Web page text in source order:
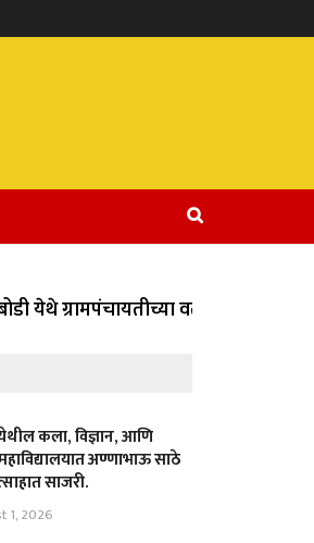
ग्रामपंचायतीच्या वतीने विविध
कला, विज्ञान, आणि
अण्णाभाऊ साठे
साजरी.
1, 2026